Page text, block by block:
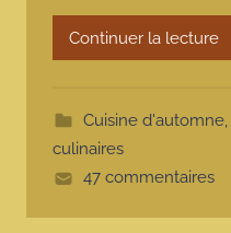
Continuer la lecture
Cuisine d'automne,
culinaires
47 commentaires